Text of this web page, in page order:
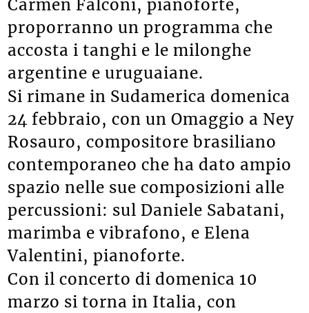
Carmen Falconi, pianoforte,
proporranno un programma che
accosta i tanghi e le milonghe
argentine e uruguaiane.
Si rimane in Sudamerica domenica
24 febbraio, con un Omaggio a Ney
Rosauro, compositore brasiliano
contemporaneo che ha dato ampio
spazio nelle sue composizioni alle
percussioni: sul Daniele Sabatani,
marimba e vibrafono, e Elena
Valentini, pianoforte.
Con il concerto di domenica 10
marzo si torna in Italia, con